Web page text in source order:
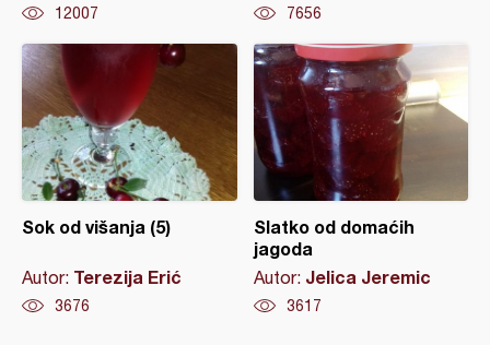
12007 7656
Sok od višanja (5)
Autor: Terezija Erić
3676
Slatko od domaćih
jagoda
Autor: Jelica Jeremic
3617